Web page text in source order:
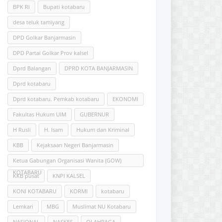
BPK RI Bupati kotabaru
desa teluk tamiyang
DPD Golkar Banjarmasin
DPD Partai Golkar Prov kalsel
Dprd Balangan DPRD KOTA BANJARMASIN
Dprd kotabaru
Dprd kotabaru. Pemkab kotabaru EKONOMI
Fakultas Hukum UlM GUBERNUR
H Rusli H. Isam Hukum dan Kriminal
KBB Kejaksaan Negeri Banjarmasin
Ketua Gabungan Organisasi Wanita (GOW)
KOTABARU
KKB pusat KNPI KALSEL
KONI KOTABARU KORMI kotabaru
Lemkari MBG Muslimat NU Kotabaru